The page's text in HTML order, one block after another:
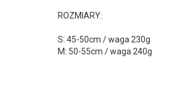
ROZMIARY:
S: 45-50cm / waga 230g
M: 50-55cm / waga 240g